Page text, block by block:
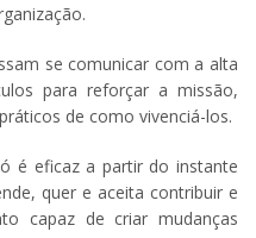
se comunicar com a alta
para reforçar a missão,
de como vivenciá-los.
é eficaz a partir do instante
quer e aceita contribuir e
capaz de criar mudanças